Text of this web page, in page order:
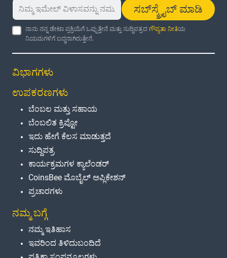
ಸಬ್‌ಸ್ಕ್ರೈಬ್ ಮಾಡಿ
ನಾನು ನನ್ನ ಡೇಟಾ ಪ್ರಕ್ರಿಯೆಗೆ ಒಪ್ಪುತ್ತೇನೆ ಮತ್ತು ಸುದ್ದಿಪತ್ರದಗೌಪ್ಯತಾ ನೀತಿಯ
ನಿಯಮಗಳಿಗೆ ಬದ್ಧನಾಗಿರುತ್ತೇನೆ.
ವಿಭಾಗಗಳು
ಉಪಕರಣಗಳು
ಬೆಂಬಲ ಮತ್ತು ಸಹಾಯ
ಬೆಂಬಲಿತ ಕ್ರಿಪ್ಟೋ
ಇದು ಹೇಗೆ ಕೆಲಸ ಮಾಡುತ್ತದೆ
ಸುದ್ದಿಪತ್ರ
ಕಾರ್ಯಕ್ರಮಗಳ ಕ್ಯಾಲೆಂಡರ್
CoinsBee ಮೊಬೈಲ್ ಅಪ್ಲಿಕೇಶನ್
ಪ್ರಚಾರಗಳು
ನಮ್ಮ ಬಗ್ಗೆ
ನಮ್ಮ ಇತಿಹಾಸ
ಇವರಿಂದ ತಿಳಿದುಬಂದಿದೆ